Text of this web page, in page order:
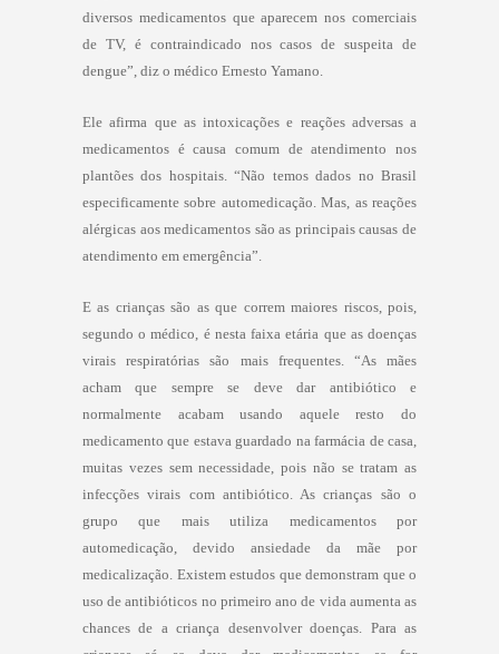
diversos medicamentos que aparecem nos comerciais
de TV, é contraindicado nos casos de suspeita de
dengue”, diz o médico Ernesto Yamano.
Ele afirma que as intoxicações e reações adversas a
medicamentos é causa comum de atendimento nos
plantões dos hospitais. “Não temos dados no Brasil
especificamente sobre automedicação. Mas, as reações
alérgicas aos medicamentos são as principais causas de
atendimento em emergência”.
E as crianças são as que correm maiores riscos, pois,
segundo o médico, é nesta faixa etária que as doenças
virais respiratórias são mais frequentes. “As mães
acham que sempre se deve dar antibiótico e
normalmente acabam usando aquele resto do
medicamento que estava guardado na farmácia de casa,
muitas vezes sem necessidade, pois não se tratam as
infecções virais com antibiótico. As crianças são o
grupo que mais utiliza medicamentos por
automedicação, devido ansiedade da mãe por
medicalização. Existem estudos que demonstram que o
uso de antibióticos no primeiro ano de vida aumenta as
chances de a criança desenvolver doenças. Para as